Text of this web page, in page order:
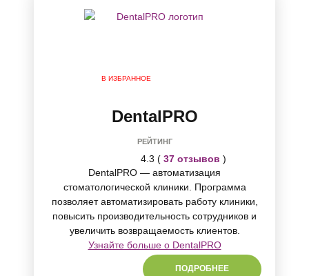
В ИЗБРАННОЕ
DentalPRO
РЕЙТИНГ
4.3 ( 37 отзывов )
DentalPRO — автоматизация
стоматологической клиники. Программа
позволяет автоматизировать работу клиники,
повысить производительность сотрудников и
увеличить возвращаемость клиентов.
Узнайте больше о DentalPRO
ПОДРОБНЕЕ